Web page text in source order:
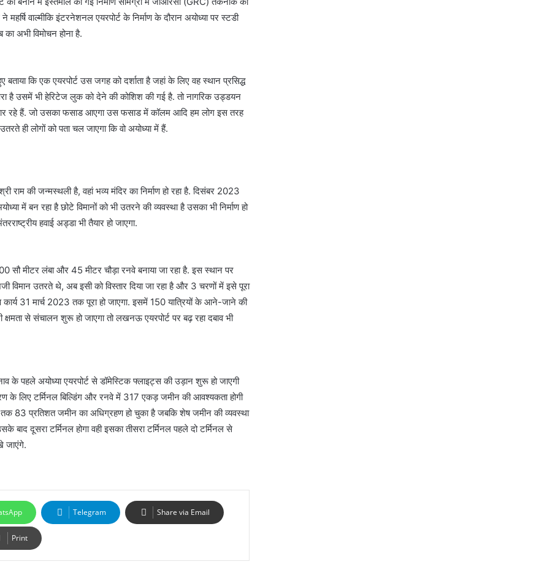
वा​ल्मीकि इंटरनेशनल एयरपोर्ट के निर्माण के दौरान अयोध्या पर स्टडी
अभी विमोचन होना है.
कि एक एयरपोर्ट उस जगह को दर्शाता है जहां के लिए वह स्थान प्रसिद्ध
उसमें भी हेरिटेज लुक को देने की कोशिश की गई है. तो नागरिक उड्डयन
रहे हैं. जो उसका फसाड आएगा उस फसाड में कॉलम आदि हम लोग इस तरह
ही लोगों को पता चल जाएगा कि वो अयोध्या में हैं.
की जन्मस्थली है, वहां भव्य मंदिर का निर्माण हो रहा है. दिसंबर 2023
में बन रहा है छोटे विमानों को भी उतरने की व्यवस्था है उसका भी निर्माण हो
हवाई अड्डा भी तैयार हो जाएगा.
सौ मीटर लंबा और 45 मीटर चौड़ा रनवे बनाया जा रहा है. इस स्थान पर
विमान उतरते थे, अब इसी को विस्तार दिया जा रहा है और 3 चरणों में इसे पूरा
कार्य 31 मार्च 2023 तक पूरा हो जाएगा. इसमें 150 यात्रियों के आने-जाने की
क्षमता से संचालन शुरू हो जाएगा तो लखनऊ एयरपोर्ट पर बढ़ रहा दबाव भी
के पहले अयोध्या एयरपोर्ट से डॉमेस्टिक फ्लाइट्स की उड़ान शुरू हो जाएगी
के लिए टर्मिनल बिल्डिंग और रनवे में 317 एकड़ जमीन की आवश्यकता होगी
प्रतिशत जमीन का अधिग्रहण हो चुका है जबकि शेष जमीन की व्यवस्था
बाद दूसरा टर्मिनल होगा वही इसका तीसरा टर्मिनल पहले दो टर्मिनल से
जाएंगे.
Telegram Share via Email
Print